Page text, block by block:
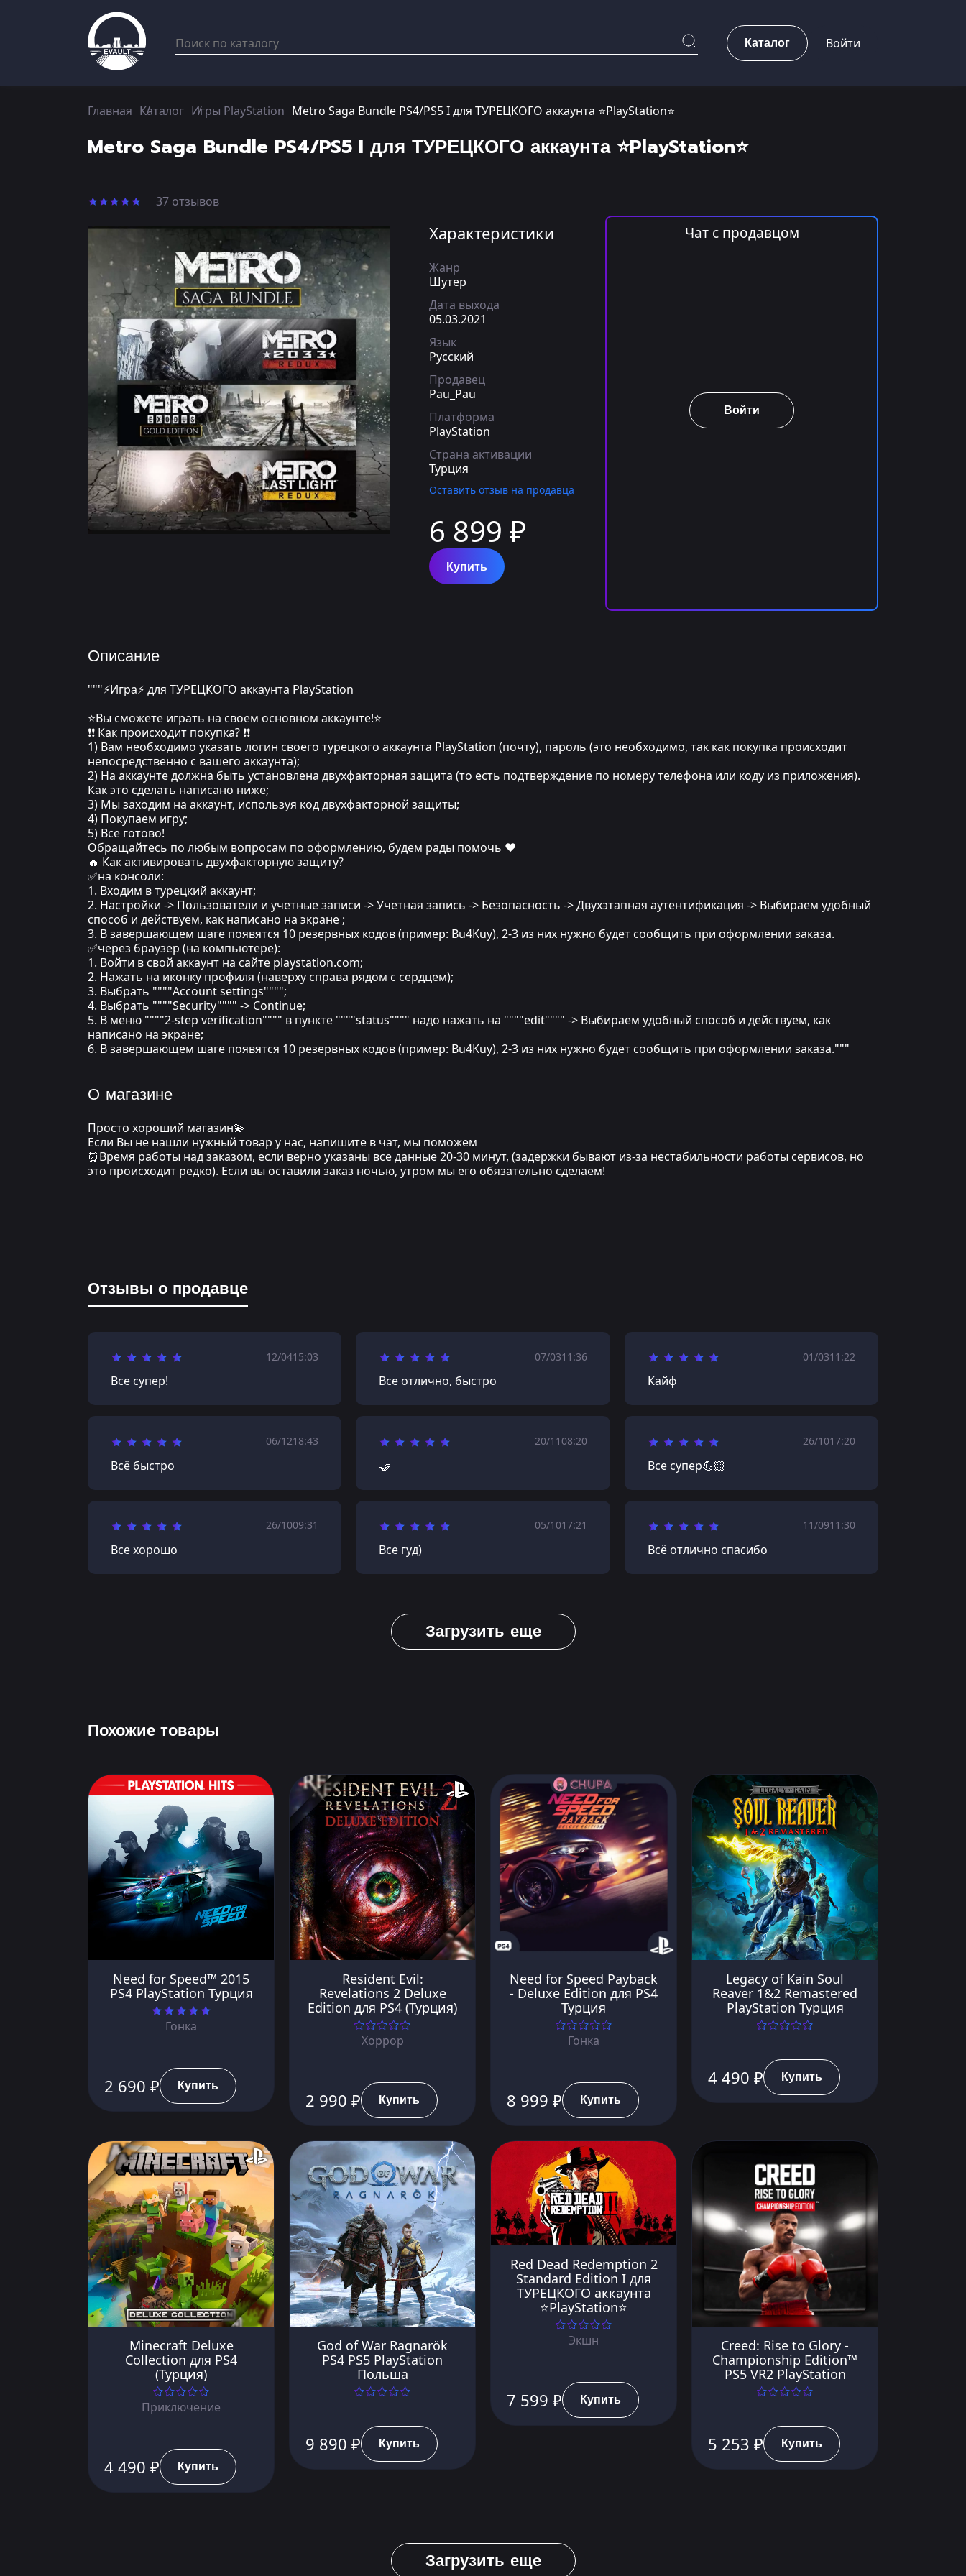
Каталог Войти
Главная Каталог Игры PlayStation Metro Saga Bundle PS4/PS5 I для ТУРЕЦКОГО аккаунта ⭐PlayStation⭐
Metro Saga Bundle PS4/PS5 I для ТУРЕЦКОГО аккаунта ⭐PlayStation⭐
37 отзывов
Характеристики
Жанр
Шутер
Дата выхода
05.03.2021
Язык
Русский
Продавец
Pau_Pau
Платформа
PlayStation
Страна активации
Турция
Оставить отзыв на продавца
6 899 ₽
Купить
Чат с продавцом
Войти
Описание
"""⚡Игра⚡ для ТУРЕЦКОГО аккаунта PlayStation
⭐Вы сможете играть на своем основном аккаунте!⭐
❗❗ Как происходит покупка? ❗❗
1) Вам необходимо указать логин своего турецкого аккаунта PlayStation (почту), пароль (это необходимо, так как покупка происходит
непосредственно с вашего аккаунта);
2) На аккаунте должна быть установлена двухфакторная защита (то есть подтверждение по номеру телефона или коду из приложения).
Как это сделать написано ниже;
3) Мы заходим на аккаунт, используя код двухфакторной защиты;
4) Покупаем игру;
5) Все готово!
Обращайтесь по любым вопросам по оформлению, будем рады помочь ❤
🔥 Как активировать двухфакторную защиту?
✅на консоли:
1. Входим в турецкий аккаунт;
2. Настройки -> Пользователи и учетные записи -> Учетная запись -> Безопасность -> Двухэтапная аутентификация -> Выбираем удобный
способ и действуем, как написано на экране ;
3. В завершающем шаге появятся 10 резервных кодов (пример: Bu4Kuy), 2-3 из них нужно будет сообщить при оформлении заказа.
✅через браузер (на компьютере):
1. Войти в свой аккаунт на сайте playstation.com;
2. Нажать на иконку профиля (наверху справа рядом с сердцем);
3. Выбрать """"Account settings"""";
4. Выбрать """"Security"""" -> Continue;
5. В меню """"2-step verification"""" в пункте """"status"""" надо нажать на """"edit"""" -> Выбираем удобный способ и действуем, как
написано на экране;
6. В завершающем шаге появятся 10 резервных кодов (пример: Bu4Kuy), 2-3 из них нужно будет сообщить при оформлении заказа."""
О магазине
Просто хороший магазин💫
Если Вы не нашли нужный товар у нас, напишите в чат, мы поможем
⏰Время работы над заказом, если верно указаны все данные 20-30 минут, (задержки бывают из-за нестабильности работы сервисов, но
это происходит редко). Если вы оставили заказ ночью, утром мы его обязательно сделаем!
Отзывы о продавце
12/0415:03
Все супер!
07/0311:36
Все отлично, быстро
01/0311:22
Кайф
06/1218:43
Всё быстро
20/1108:20
🤝
26/1017:20
Все супер💪🏻
26/1009:31
Все хорошо
05/1017:21
Все гуд)
11/0911:30
Всё отлично спасибо
Загрузить еще
Похожие товары
Need for Speed™ 2015
PS4 PlayStation Турция
Гонка
2 690 ₽ Купить
Resident Evil:
Revelations 2 Deluxe
Edition для PS4 (Турция)
Хоррор
2 990 ₽ Купить
Need for Speed Payback
- Deluxe Edition для PS4
Турция
Гонка
8 999 ₽ Купить
Legacy of Kain Soul
Reaver 1&2 Remastered
PlayStation Турция
4 490 ₽ Купить
Minecraft Deluxe
Collection для PS4
(Турция)
Приключение
4 490 ₽ Купить
God of War Ragnarök
PS4 PS5 PlayStation
Польша
9 890 ₽ Купить
Red Dead Redemption 2
Standard Edition I для
ТУРЕЦКОГО аккаунта
⭐PlayStation⭐
Экшн
7 599 ₽ Купить
Creed: Rise to Glory -
Championship Edition™
PS5 VR2 PlayStation
5 253 ₽ Купить
Загрузить еще